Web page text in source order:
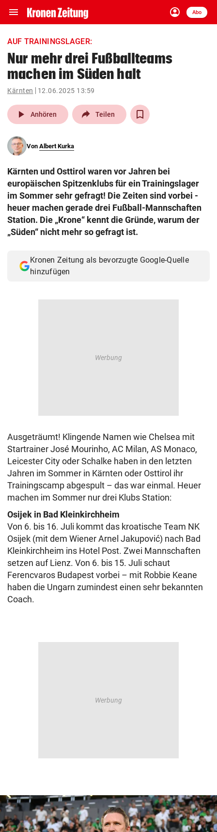
menu Navigation
ein-/ausklappen
account_circle
Anmelden
Abo
close Schließen
account_circle Anmelden
pin_drop
Wien arrow_right
search
eingeben
© Krone Multimedia GmbH & Co KG 2026
Muthgasse 2, 1190 Wien
AUF TRAININGSLAGER:
Nur mehr drei Fußballteams
machen im Süden halt
Kärnten 12.06.2025 13:59
play_arrow Anhören Teilen
Von Albert Kurka
Kärnten und Osttirol waren vor Jahren bei
europäischen Spitzenklubs für ein Trainingslager
im Sommer sehr gefragt! Die Zeiten sind vorbei -
heuer machen gerade drei Fußball-Mannschaften
Station. Die „Krone“ kennt die Gründe, warum der
„Süden“ nicht mehr so gefragt ist.
Kronen Zeitung als bevorzugte Google-Quelle
hinzufügen
Ausgeträumt! Klingende Namen wie Chelsea mit
Startrainer José Mourinho, AC Milan, AS Monaco,
Leicester City oder Schalke haben in den letzten
Jahren im Sommer in Kärnten oder Osttirol ihr
Trainingscamp abgespult – das war einmal. Heuer
machen im Sommer nur drei Klubs Station:
Osijek in Bad Kleinkirchheim
Von 6. bis 16. Juli kommt das kroatische Team NK
Osijek (mit dem Wiener Arnel Jakupović) nach Bad
Kleinkirchheim ins Hotel Post. Zwei Mannschaften
setzen auf Lienz. Von 6. bis 15. Juli schaut
Ferencvaros Budapest vorbei – mit Robbie Keane
haben die Ungarn zumindest einen sehr bekannten
Coach.